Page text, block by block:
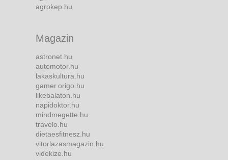
agrokep.hu
Magazin
astronet.hu
automotor.hu
lakaskultura.hu
gamer.origo.hu
likebalaton.hu
napidoktor.hu
mindmegette.hu
travelo.hu
dietaesfitnesz.hu
vitorlazasmagazin.hu
videkize.hu